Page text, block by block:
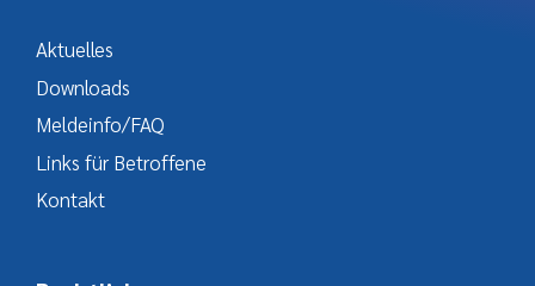
Aktuelles
Downloads
Meldeinfo/FAQ
Links für Betroffene
Kontakt